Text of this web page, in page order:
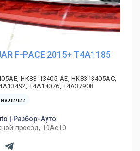
F-PACE 2015+ T4A1185
HK83-13405-AE, HK8313405AC,
T4A14076, T4A37908
| Разбор-Ауто
проезд, 10Ас10